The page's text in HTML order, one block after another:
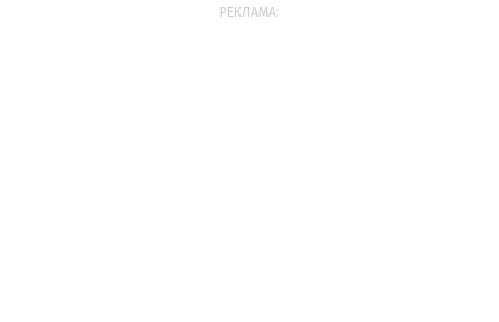
РЕКЛАМА: